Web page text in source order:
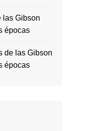
las Gibson
épocas
de las Gibson
épocas